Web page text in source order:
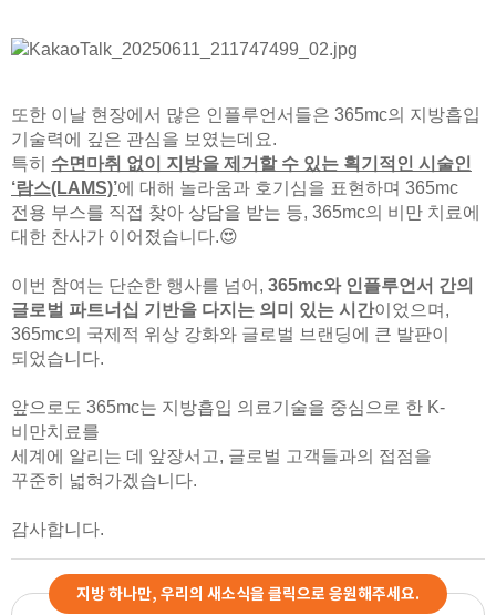
또한 이날 현장에서 많은 인플루언서들은 365mc의 지방흡입
기술력에 깊은 관심을 보였는데요.
특히 수면마취 없이 지방을 제거할 수 있는 획기적인 시술인
‘람스(LAMS)’에 대해 놀라움과 호기심을 표현하며 365mc
전용 부스를 직접 찾아 상담을 받는 등, 365mc의 비만 치료에
대한 찬사가 이어졌습니다.😍
이번 참여는 단순한 행사를 넘어, 365mc와 인플루언서 간의
글로벌 파트너십 기반을 다지는 의미 있는 시간이었으며,
365mc의 국제적 위상 강화와 글로벌 브랜딩에 큰 발판이
되었습니다.
앞으로도 365mc는 지방흡입 의료기술을 중심으로 한 K-
비만치료를
세계에 알리는 데 앞장서고, 글로벌 고객들과의 접점을
꾸준히 넓혀가겠습니다.
감사합니다.
지방 하나만, 우리의 새소식을 클릭으로 응원해주세요.